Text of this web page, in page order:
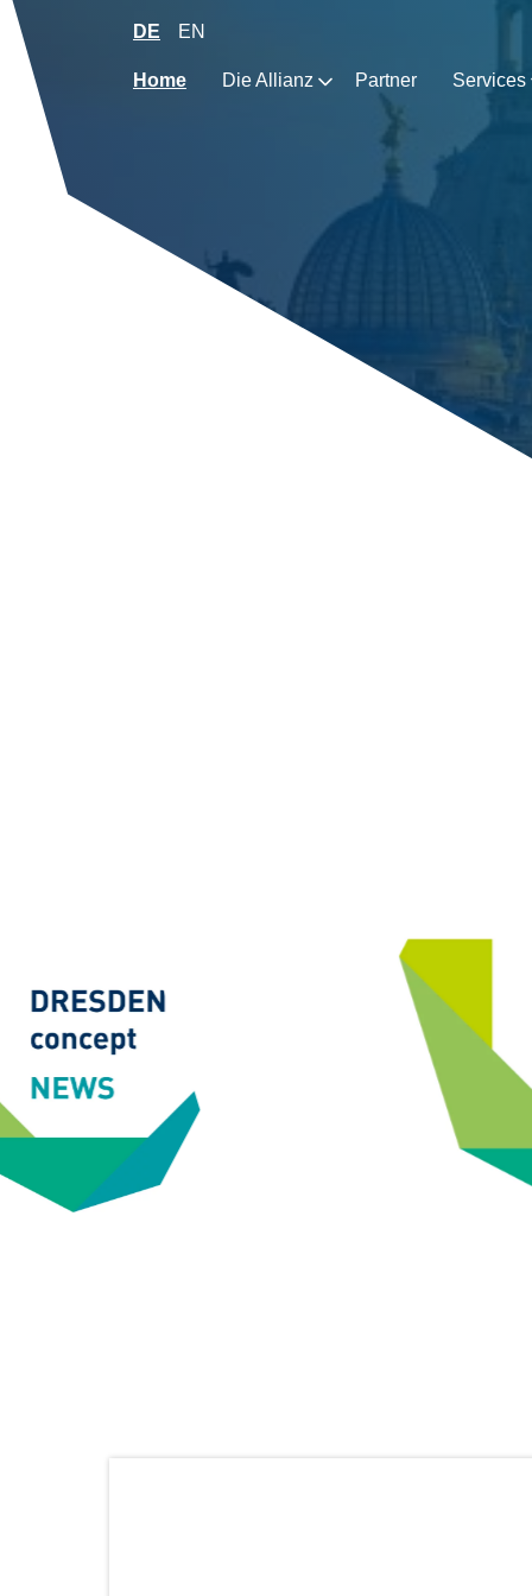
Zum
Inhalt
springen
Home Die Allianz Partner Services
DE EN